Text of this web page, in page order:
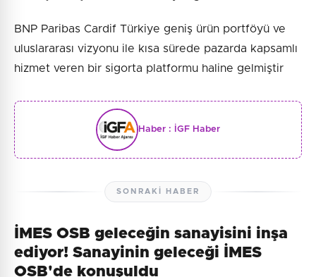
BNP Paribas Cardif Türkiye geniş ürün portföyü ve
uluslararası vizyonu ile kısa sürede pazarda kapsamlı
hizmet veren bir sigorta platformu haline gelmiştir
Haber : İGF Haber
SONRAKI HABER
İMES OSB geleceğin sanayisini inşa
ediyor! Sanayinin geleceği İMES
OSB'de konuşuldu